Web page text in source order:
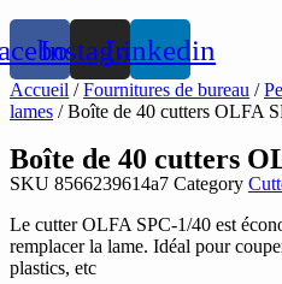
InstagramLinkedin
Accueil /Fournitures de bureau /
lames / Boîte de 40 cutters OLFA
Boîte de 40 cutters
SKU 8566239614a7 Category
Le cutter OLFA SPC-1/40 est
remplacer la lame. Idéal pour
plastics, etc